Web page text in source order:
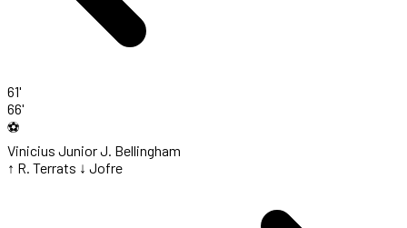
61'
66'
⚽
Vinicius JuniorJ. Bellingham
↑ R. Terrats ↓ Jofre